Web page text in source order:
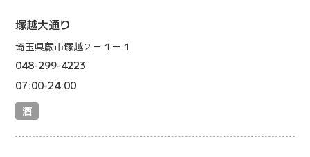
塚越大通り
埼玉県蕨市塚越２－１－１
048-299-4223
07:00-24:00
酒